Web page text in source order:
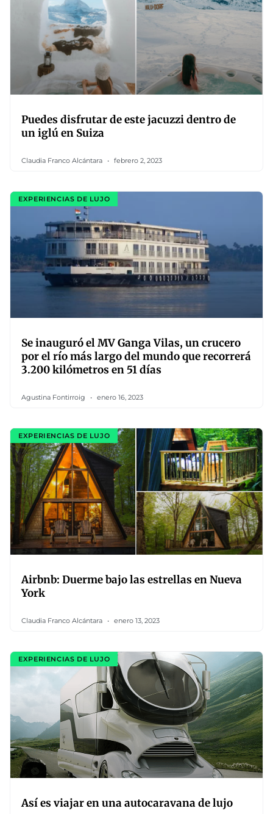
Puedes disfrutar de este jacuzzi dentro de
un iglú en Suiza
Claudia Franco Alcántara febrero 2, 2023
EXPERIENCIAS DE LUJO
Se inauguró el MV Ganga Vilas, un crucero
por el río más largo del mundo que recorrerá
3.200 kilómetros en 51 días
Agustina Fontirroig enero 16, 2023
EXPERIENCIAS DE LUJO
Airbnb: Duerme bajo las estrellas en Nueva
York
Claudia Franco Alcántara enero 13, 2023
EXPERIENCIAS DE LUJO
Así es viajar en una autocaravana de lujo